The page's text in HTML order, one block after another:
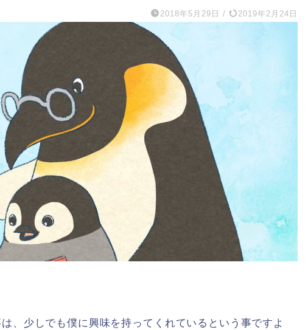
2018年5月29日 / 2019年2月24日
、少しでも僕に興味を持ってくれているという事ですよ